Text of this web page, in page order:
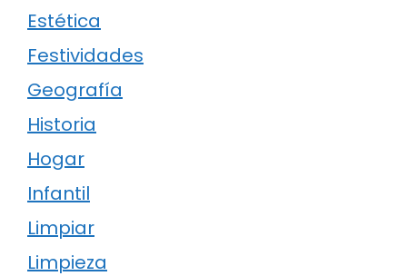
Estética
Festividades
Geografía
Historia
Hogar
Infantil
Limpiar
Limpieza